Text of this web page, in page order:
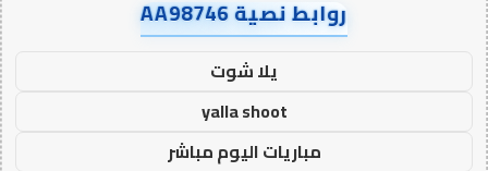
روابط نصية AA98746
يلا شوت
yalla shoot
مباريات اليوم مباشر